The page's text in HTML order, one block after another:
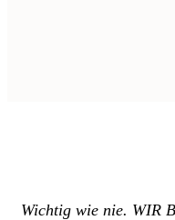
Wichtig wie nie. WIR